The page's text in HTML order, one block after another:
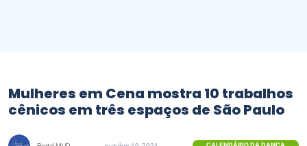
Mulheres em Cena mostra 10 trabalhos
cênicos em três espaços de São Paulo